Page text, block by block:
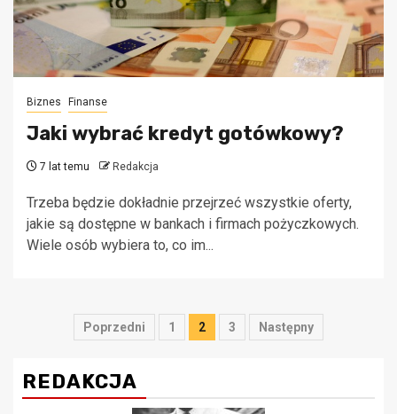
Biznes Finanse
Jaki wybrać kredyt gotówkowy?
7 lat temu Redakcja
Trzeba będzie dokładnie przejrzeć wszystkie oferty,
jakie są dostępne w bankach i firmach pożyczkowych.
Wiele osób wybiera to, co im...
Stronicowanie
Poprzedni 1 2 3 Następny
REDAKCJA